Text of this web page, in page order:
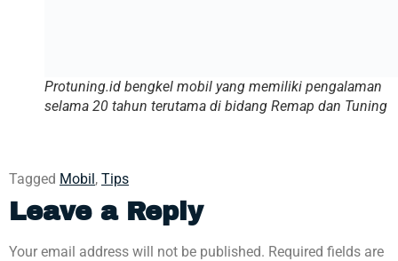
Protuning.id bengkel mobil yang memiliki pengalaman
selama 20 tahun terutama di bidang Remap dan Tuning
Tagged Mobil, Tips
Leave a Reply
Your email address will not be published. Required fields are